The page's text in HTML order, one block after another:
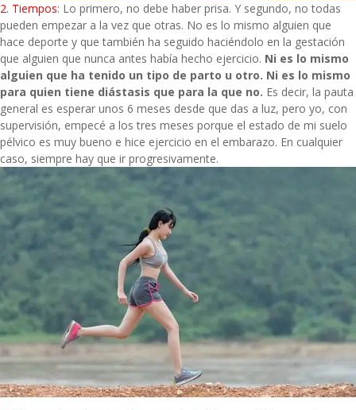
2. Tiempos: Lo primero, no debe haber prisa. Y segundo, no todas
pueden empezar a la vez que otras. No es lo mismo alguien que
hace deporte y que también ha seguido haciéndolo en la gestación
que alguien que nunca antes había hecho ejercicio. Ni es lo mismo
alguien que ha tenido un tipo de parto u otro. Ni es lo mismo
para quien tiene diástasis que para la que no. Es decir, la pauta
general es esperar unos 6 meses desde que das a luz, pero yo, con
supervisión, empecé a los tres meses porque el estado de mi suelo
pélvico es muy bueno e hice ejercicio en el embarazo. En cualquier
caso, siempre hay que ir progresivamente.